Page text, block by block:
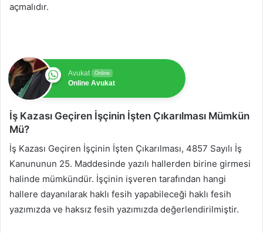
açmalıdır.
Avukat Online
Online Avukat
İş Kazası Geçiren İşçinin İşten Çıkarılması Mümkün
Mü?
İş Kazası Geçiren İşçinin İşten Çıkarılması, 4857 Sayılı İş
Kanununun 25. Maddesinde yazılı hallerden birine girmesi
halinde mümkündür. İşçinin işveren tarafından hangi
hallere dayanılarak haklı fesih yapabileceği haklı fesih
yazımızda ve haksız fesih yazımızda değerlendirilmiştir.